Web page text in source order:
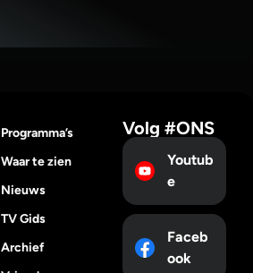
Programma’s
Waar te zien
Nieuws
TV Gids
Archief
Volg #ONS
Youtub
e
Faceb
ook